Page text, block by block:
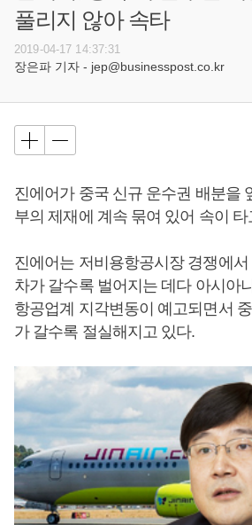
풀리지 않아 속타
2019-04-17 14:37:31
장은파 기자 - jep@businesspost.co.kr
진에어가 중국 신규 운수권 배분을
부의 제재에 계속 묶여 있어 속이 타
진에어는 저비용항공시장 경쟁에
차가 갈수록 벌어지는 데다 아시아
항공업계 지각변동이 예고되면서
가 갈수록 절실해지고 있다.